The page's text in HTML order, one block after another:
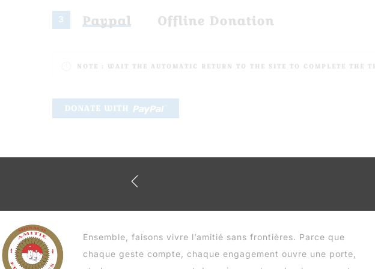
3 Paypal Offline Donation
NOTE : WAIT THE AUTOMATIC RETURN TO THE SITE TO COMPLETE THE
Ensemble, faisons vivre l’amitié sans frontières. Parce que
chaque geste compte, chaque engagement ouvre une porte,